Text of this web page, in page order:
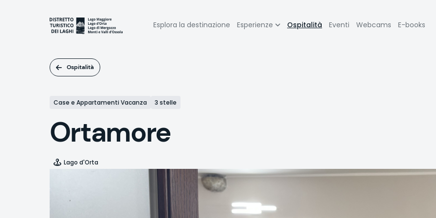
Navigazione
Esplora la destinazione Esperienze Ospitalità Eventi Webcams E-books
Ospitalità
Case e Appartamenti Vacanza 3 stelle
Ortamore
Lago d'Orta